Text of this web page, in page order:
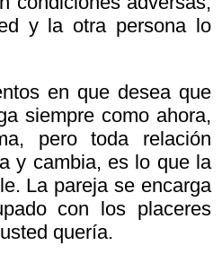
y la otra persona lo
en que desea que
siempre como ahora,
pero toda relación
y cambia, es lo que la
La pareja se encarga
con los placeres
quería.